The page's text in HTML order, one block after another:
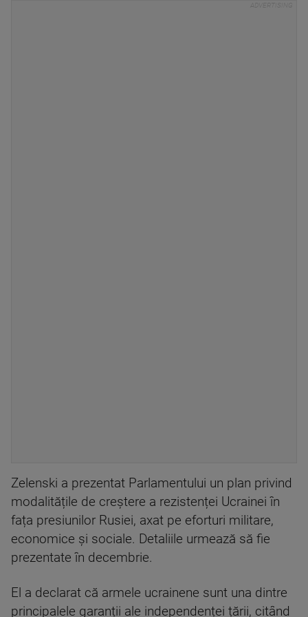
Zelenski a prezentat Parlamentului un plan privind
modalitățile de creștere a rezistenței Ucrainei în
fața presiunilor Rusiei, axat pe eforturi militare,
economice și sociale. Detaliile urmează să fie
prezentate în decembrie.
El a declarat că armele ucrainene sunt una dintre
principalele garanții ale independenței țării, citând